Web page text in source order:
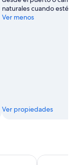
naturales cuando
Ver menos
Ver propiedades
en audio a
Tour